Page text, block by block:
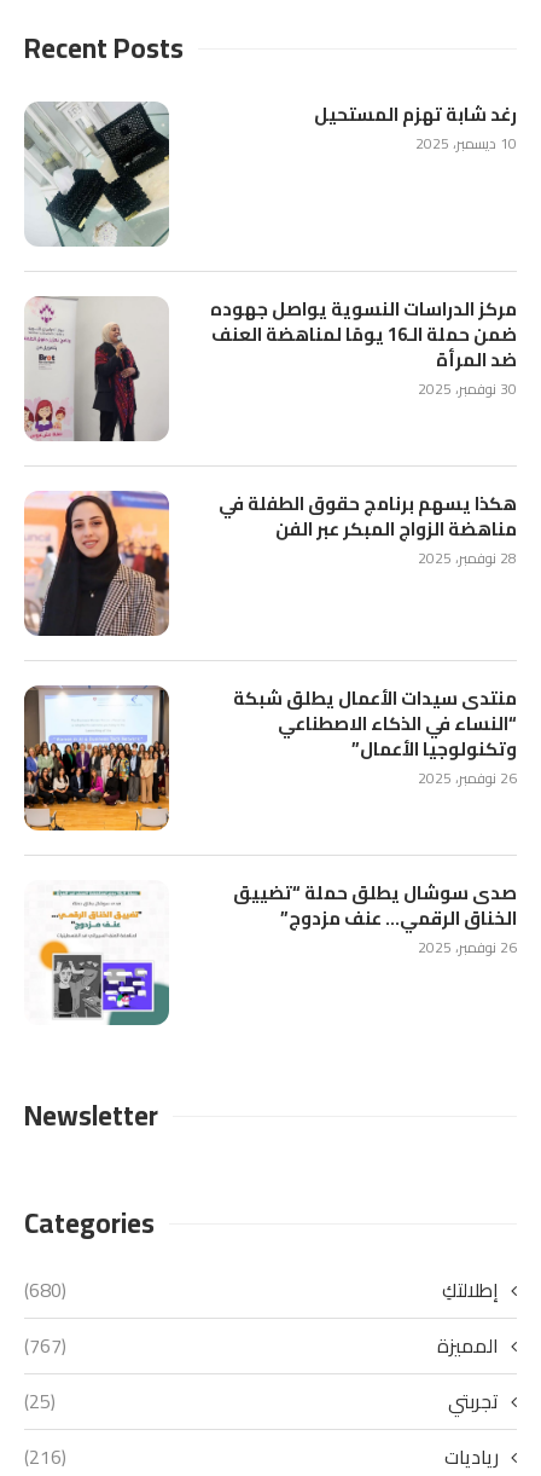
Recent Posts
رغد شابة تهزم المستحيل
10 ديسمبر، 2025
مركز الدراسات النسوية يواصل جهوده
ضمن حملة الـ16 يومًا لمناهضة العنف
ضد المرأة
30 نوفمبر، 2025
هكذا يسهم برنامج حقوق الطفلة في
مناهضة الزواج المبكر عبر الفن
28 نوفمبر، 2025
منتدى سيدات الأعمال يطلق شبكة
“النساء في الذكاء الاصطناعي
وتكنولوجيا الأعمال”
26 نوفمبر، 2025
صدى سوشال يطلق حملة “تضييق
الخناق الرقمي… عنف مزدوج”
26 نوفمبر، 2025
Newsletter
Categories
إطلالتكِ
(680)
المميزة
(767)
تجربتي
(25)
رياديات
(216)